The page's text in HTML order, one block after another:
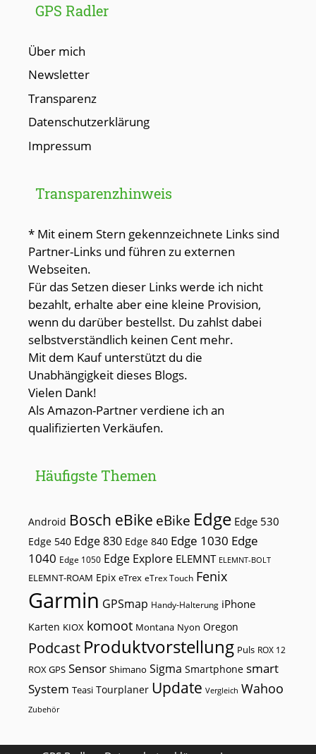
GPS Radler
Über mich
Newsletter
Transparenz
Datenschutzerklärung
Impressum
Transparenzhinweis
* Mit einem Stern gekennzeichnete Links sind
Partner-Links und führen zu externen
Webseiten.
Für das Setzen dieser Links werde ich nicht
bezahlt, erhalte aber eine kleine Provision,
wenn du darüber bestellst. Du zahlst dabei
selbstverständlich keinen Cent mehr.
Mit dem Kauf unterstützt du die
Unabhängigkeit dieses Blogs.
Vielen Dank!
Als Amazon-Partner verdiene ich an
qualifizierten Verkäufen.
Häufigste Themen
Android Bosch eBike eBike Edge Edge 530
Edge 540 Edge 830 Edge 840 Edge 1030 Edge
1040 Edge 1050 Edge Explore ELEMNT ELEMNT-BOLT
ELEMNT-ROAM Epix eTrex eTrex Touch Fenix
Garmin GPSmap Handy-Halterung iPhone
Karten KIOX komoot Montana Nyon Oregon
Podcast Produktvorstellung Puls ROX 12
ROX GPS Sensor Shimano Sigma Smartphone smart
System Teasi Tourplaner Update Vergleich Wahoo
Zubehör